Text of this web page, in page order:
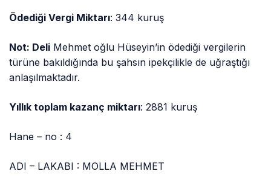
Ödediği Vergi Miktarı: 344 kuruş
Not: Deli Mehmet oğlu Hüseyin’in ödediği vergilerin
türüne bakıldığında bu şahsın ipekçilikle de uğraştığı
anlaşılmaktadır.
Yıllık toplam kazanç miktarı: 2881 kuruş
Hane – no : 4
ADI – LAKABI : MOLLA MEHMET